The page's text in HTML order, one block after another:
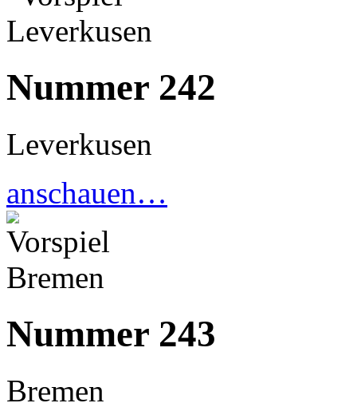
Nummer 242
Leverkusen
anschauen…
Nummer 243
Bremen